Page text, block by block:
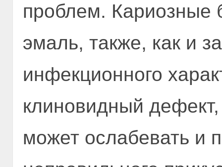
проблем. Кариозные
эмаль, также, как и
инфекционного
клиновидный
может ослабевать и